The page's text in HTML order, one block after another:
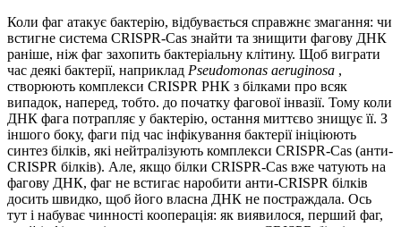
Коли фаг атакує бактерію, відбувається справжнє змагання: чи
встигне система CRISPR-Cas знайти та знищити фагову ДНК
раніше, ніж фаг захопить бактеріальну клітину. Щоб виграти
час деякі бактерії, наприклад Pseudomonas aeruginosa ,
створюють комплекси CRISPR РНК з білками про всяк
випадок, наперед, тобто. до початку фагової інвазії. Тому коли
ДНК фага потрапляє у бактерію, остання миттєво знищує її. З
іншого боку, фаги під час інфікування бактерії ініціюють
синтез білків, які нейтралізують комплекси CRISPR-Cas (анти-
CRISPR білків). Але, якщо білки CRISPR-Cas вже чатують на
фагову ДНК, фаг не встигає наробити анти-CRISPR білків
досить швидко, щоб його власна ДНК не постраждала. Ось
тут і набуває чинності кооперація: як виявилося, перший фаг,